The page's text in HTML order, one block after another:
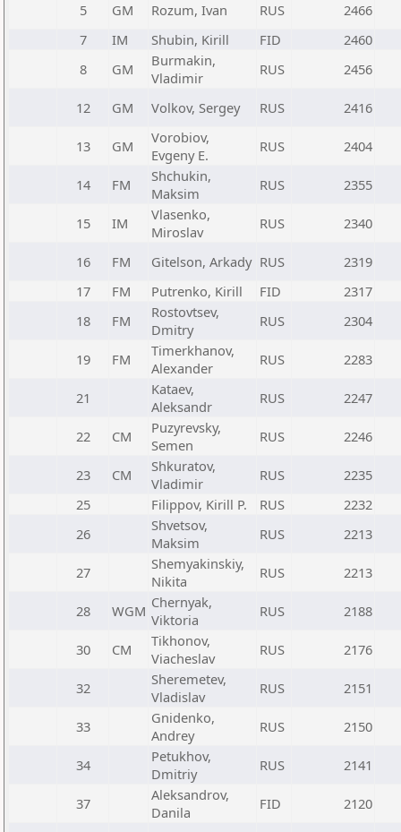
5
GM Rozum, Ivan RUS
2466
7
IM Shubin, Kirill FID
2460
8
GM
Burmakin,
Vladimir
RUS 2456
12 GM Volkov, Sergey RUS 2416
13 GM
Vorobiov,
Evgeny E.
RUS 2404
14 FM
Shchukin,
Maksim
RUS 2355
15 IM
Vlasenko,
Miroslav
RUS 2340
16 FM Gitelson, Arkady RUS
2319
17
FM Putrenko, Kirill FID
2317
18
FM
Rostovtsev,
Dmitry
RUS 2304
19 FM
Timerkhanov,
Alexander
RUS 2283
21
Kataev,
Aleksandr
RUS 2247
22 CM
Puzyrevsky,
Semen
RUS 2246
23 CM
Shkuratov,
Vladimir
RUS
2235
25
Filippov, Kirill P. RUS
2232
26
Shvetsov,
Maksim
RUS 2213
27
Shemyakinskiy,
Nikita
RUS 2213
28 WGM Chernyak,
Viktoria
RUS 2188
30 CM
Tikhonov,
Viacheslav
RUS 2176
32
Sheremetev,
Vladislav
RUS 2151
33
Gnidenko,
Andrey
RUS 2150
34
Petukhov,
Dmitriy
RUS 2141
37
Aleksandrov,
Danila
FID 2120